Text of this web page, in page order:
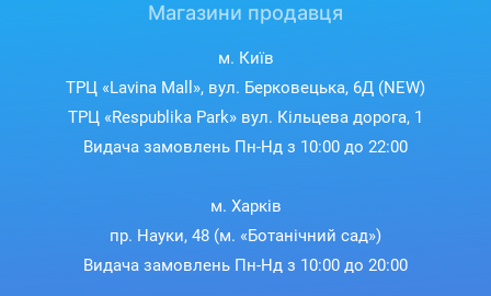
Магазини продавця
м. Київ
ТРЦ «Lavina Mall», вул. Берковецька, 6Д (NEW)
ТРЦ «Respublika Park» вул. Кільцева дорога, 1
Видача замовлень Пн-Нд з 10:00 до 22:00
м. Харків
пр. Науки, 48 (м. «Ботанічний сад»)
Видача замовлень Пн-Нд з 10:00 до 20:00